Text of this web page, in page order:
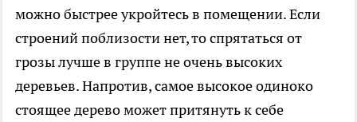
можно быстрее укройтесь в помещении. Если
строений поблизости нет, то спрятаться от
грозы лучше в группе не очень высоких
деревьев. Напротив, самое высокое одиноко
стоящее дерево может притянуть к себе